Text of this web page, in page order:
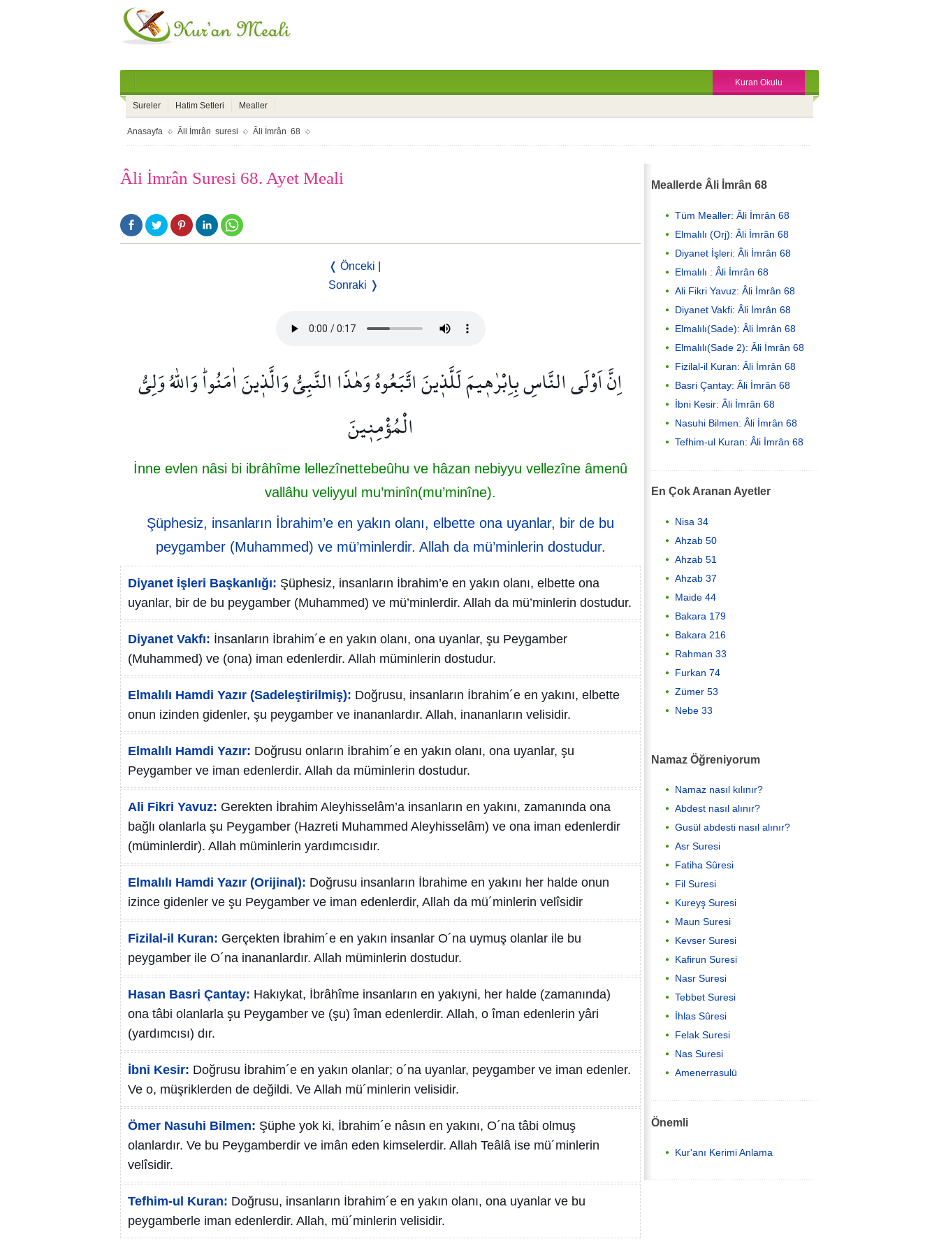
Kuran Okulu
Sureler Hatim Setleri Mealler
Anasayfa Âli İmrân suresi Âli İmrân 68
Âli İmrân Suresi 68. Ayet Meali
❬ Önceki
Sonraki ❭
اِنَّ اَوْلَى النَّاسِ بِاِبْرٰه۪يمَ لَلَّذ۪ينَ اتَّبَعُوهُ وَهٰذَا النَّبِيُّ وَالَّذ۪ينَ اٰمَنُواۜ وَاللّٰهُ وَلِيُّ
الْمُؤْمِن۪ينَ
İnne evlen nâsi bi ibrâhîme lellezînettebeûhu ve hâzan nebiyyu vellezîne âmenû
vallâhu veliyyul mu’minîn(mu’minîne).
Şüphesiz, insanların İbrahim’e en yakın olanı, elbette ona uyanlar, bir de bu
peygamber (Muhammed) ve mü’minlerdir. Allah da mü’minlerin dostudur.
Diyanet İşleri Başkanlığı: Şüphesiz, insanların İbrahim’e en yakın olanı, elbette ona
uyanlar, bir de bu peygamber (Muhammed) ve mü’minlerdir. Allah da mü’minlerin dostudur.
Diyanet Vakfı: İnsanların İbrahim´e en yakın olanı, ona uyanlar, şu Peygamber
(Muhammed) ve (ona) iman edenlerdir. Allah müminlerin dostudur.
Elmalılı Hamdi Yazır (Sadeleştirilmiş): Doğrusu, insanların İbrahim´e en yakını, elbette
onun izinden gidenler, şu peygamber ve inananlardır. Allah, inananların velisidir.
Elmalılı Hamdi Yazır: Doğrusu onların İbrahim´e en yakın olanı, ona uyanlar, şu
Peygamber ve iman edenlerdir. Allah da müminlerin dostudur.
Ali Fikri Yavuz: Gerekten İbrahim Aleyhisselâm’a insanların en yakını, zamanında ona
bağlı olanlarla şu Peygamber (Hazreti Muhammed Aleyhisselâm) ve ona iman edenlerdir
(müminlerdir). Allah müminlerin yardımcısıdır.
Elmalılı Hamdi Yazır (Orijinal): Doğrusu insanların İbrahime en yakını her halde onun
izince gidenler ve şu Peygamber ve iman edenlerdir, Allah da mü´minlerin velîsidir
Fizilal-il Kuran: Gerçekten İbrahim´e en yakın insanlar O´na uymuş olanlar ile bu
peygamber ile O´na inananlardır. Allah müminlerin dostudur.
Hasan Basri Çantay: Hakıykat, İbrâhîme insanların en yakıyni, her halde (zamanında)
ona tâbi olanlarla şu Peygamber ve (şu) îman edenlerdir. Allah, o îman edenlerin yâri
(yardımcısı) dır.
İbni Kesir: Doğrusu İbrahim´e en yakın olanlar; o´na uyanlar, peygamber ve iman edenler.
Ve o, müşriklerden de değildi. Ve Allah mü´minlerin velisidir.
Ömer Nasuhi Bilmen: Şüphe yok ki, İbrahim´e nâsın en yakını, O´na tâbi olmuş
olanlardır. Ve bu Peygamberdir ve imân eden kimselerdir. Allah Teâlâ ise mü´minlerin
velîsidir.
Tefhim-ul Kuran: Doğrusu, insanların İbrahim´e en yakın olanı, ona uyanlar ve bu
peygamberle iman edenlerdir. Allah, mü´minlerin velisidir.
Meallerde Âli İmrân 68
Tüm Mealler: Âli İmrân 68
Elmalılı (Orj): Âli İmrân 68
Diyanet İşleri: Âli İmrân 68
Elmalılı : Âli İmrân 68
Ali Fikri Yavuz: Âli İmrân 68
Diyanet Vakfi: Âli İmrân 68
Elmalılı(Sade): Âli İmrân 68
Elmalılı(Sade 2): Âli İmrân 68
Fizilal-il Kuran: Âli İmrân 68
Basri Çantay: Âli İmrân 68
İbni Kesir: Âli İmrân 68
Nasuhi Bilmen: Âli İmrân 68
Tefhim-ul Kuran: Âli İmrân 68
En Çok Aranan Ayetler
Nisa 34
Ahzab 50
Ahzab 51
Ahzab 37
Maide 44
Bakara 179
Bakara 216
Rahman 33
Furkan 74
Zümer 53
Nebe 33
Namaz Öğreniyorum
Namaz nasıl kılınır?
Abdest nasıl alınır?
Gusül abdesti nasıl alınır?
Asr Suresi
Fatiha Sûresi
Fil Suresi
Kureyş Suresi
Maun Suresi
Kevser Suresi
Kafirun Suresi
Nasr Suresi
Tebbet Suresi
İhlas Sûresi
Felak Suresi
Nas Suresi
Amenerrasulü
Önemli
Kur'anı Kerimi Anlama